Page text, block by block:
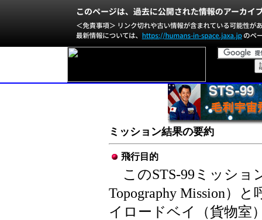
ミッション結果の要約
飛行目的
このSTS-99ミッショ
Topography Mission）
イロードベイ（貨物室